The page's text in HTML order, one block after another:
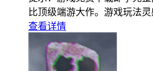
比顶级端游大作。游戏玩法
查看详情